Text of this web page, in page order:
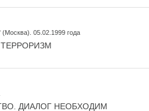
05.02.1999 года
ДИАЛОГ НЕОБХОДИМ